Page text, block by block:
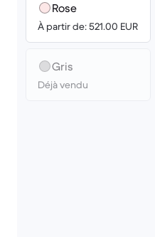
Rose
À partir de: 521.00 EUR
Gris
Déjà vendu